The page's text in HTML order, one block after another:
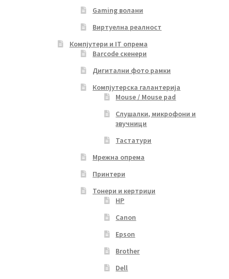
Gaming волани
Виртуелна реалност
Компјутери и IT опрема
Barcode скенери
Дигитални фото рамки
Компјутерска галантерија
Mouse / Mouse pad
Слушалки, микрофони и
звучници
Тастатури
Мрежна опрема
Принтери
Тонери и кертриџи
HP
Canon
Epson
Brother
Dell